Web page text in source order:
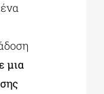
μια